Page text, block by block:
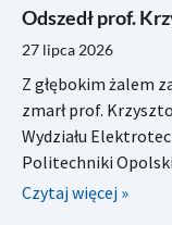
Odszedł prof.
27 lipca 2026
Z głębokim żalem
zmarł prof.
Wydziału
Politechniki
Czytaj więcej »